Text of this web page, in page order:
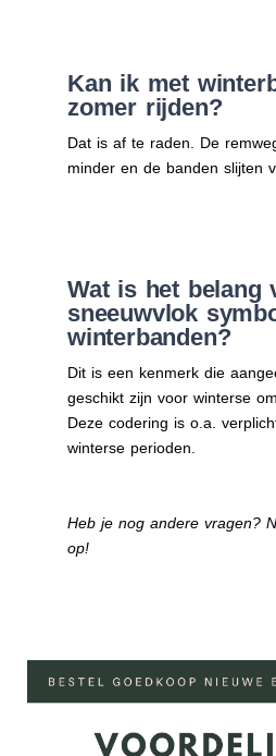
Kan ik met
zomer rijden?
Dat is af te raden. De
minder en de banden slijten
Wat is het belang
sneeuwvlok
winterbanden?
Dit is een kenmerk die
geschikt zijn voor winterse
Deze codering is o.a.
winterse perioden.
Heb je nog andere vragen?
op!